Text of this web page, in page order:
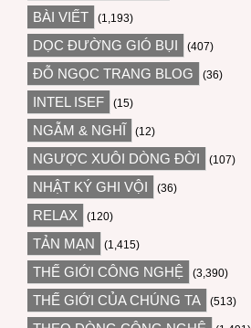
BÀI VIẾT (1,193)
DỌC ĐƯỜNG GIÓ BỤI (407)
ĐỖ NGỌC TRANG BLOG (36)
INTEL ISEF (15)
NGẪM & NGHĨ (12)
NGƯỢC XUÔI DÒNG ĐỜI (107)
NHẬT KÝ GHI VỘI (36)
RELAX (120)
TẢN MẠN (1,415)
THẾ GIỚI CÔNG NGHỆ (3,390)
THẾ GIỚI CỦA CHÚNG TA (513)